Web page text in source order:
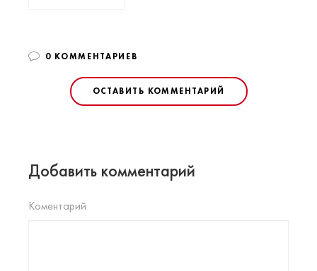
0 КОММЕНТАРИЕВ
ОСТАВИТЬ КОММЕНТАРИЙ
Добавить комментарий
Коментарий